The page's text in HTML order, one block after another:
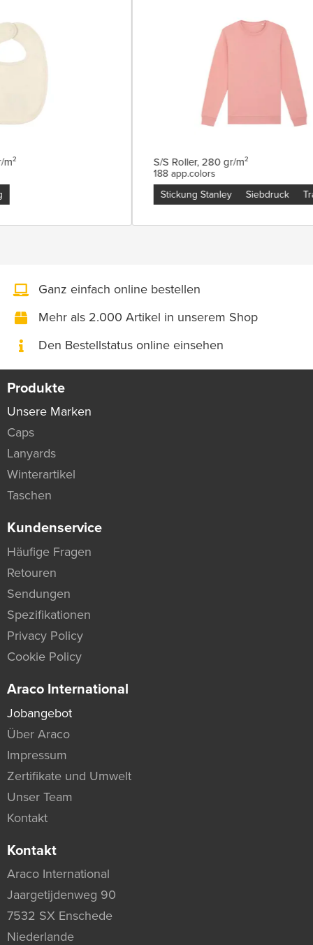
S/S Roller, 280 gr/m²
188 app.colors
Stickung Stanley
Siebdruck
m²
Ganz einfach online bestellen
Mehr als 2.000 Artikel in unserem Shop
Den Bestellstatus online einsehen
Produkte
Unsere Marken
Caps
Lanyards
Winterartikel
Taschen
Kundenservice
Häufige Fragen
Retouren
Sendungen
Spezifikationen
Privacy Policy
Cookie Policy
Araco International
Jobangebot
Über Araco
Impressum
Zertifikate und Umwelt
Unser Team
Kontakt
Kontakt
Araco International
Jaargetijdenweg 90
7532 SX Enschede
Niederlande